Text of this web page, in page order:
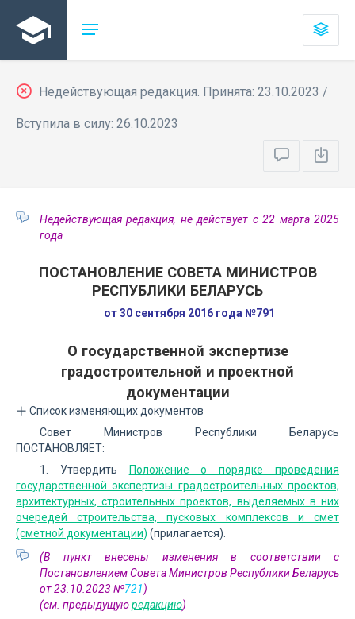
Недействующая редакция. Принята: 23.10.2023 /
Вступила в силу: 26.10.2023
Недействующая редакция, не действует с 22 марта 2025
года
ПОСТАНОВЛЕНИЕ СОВЕТА МИНИСТРОВ
РЕСПУБЛИКИ БЕЛАРУСЬ
от 30 сентября 2016 года №791
О государственной экспертизе
градостроительной и проектной
документации
Список изменяющих документов
Совет Министров Республики Беларусь
ПОСТАНОВЛЯЕТ:
1. Утвердить
Положение о порядке проведения
государственной экспертизы градостроительных проектов,
архитектурных, строительных проектов, выделяемых в них
очередей строительства, пусковых комплексов и смет
(сметной документации) (прилагается).
(В пункт внесены изменения в соответствии с
Постановлением Совета Министров Республики Беларусь
от 23.10.2023 №721)
(см. предыдущуюредакцию)